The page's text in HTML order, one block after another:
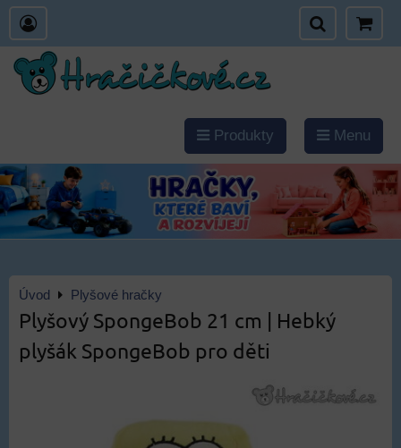
Produkty Menu
Úvod Plyšové hračky
Plyšový SpongeBob 21 cm | Hebký
plyšák SpongeBob pro děti